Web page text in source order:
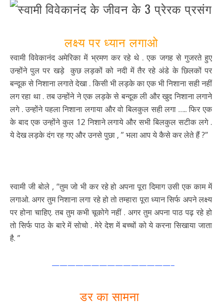
लक्ष्य पर ध्यान लगाओ
स्वामी विवेकानंद अमेरिका में भ्रमण कर रहे थे . एक जगह से गुजरते हुए
उन्होंने पुल पर खड़े कुछ लड़कों को नदी में तैर रहे अंडे के छिलकों पर
बन्दूक से निशाना लगाते देखा . किसी भी लड़के का एक भी निशाना सही नहीं
लग रहा था . तब उन्होंने ने एक लड़के से बन्दूक ली और खुद निशाना लगाने
लगे . उन्होंने पहला निशाना लगाया और वो बिलकुल सही लगा ….. फिर एक
के बाद एक उन्होंने कुल 12 निशाने लगाये और सभी बिलकुल सटीक लगे .
ये देख लड़के दंग रह गए और उनसे पुछा , ” भला आप ये कैसे कर लेते हैं ?”
स्वामी जी बोले , “तुम जो भी कर रहे हो अपना पूरा दिमाग उसी एक काम में
लगाओ. अगर तुम निशाना लगा रहे हो तो तम्हारा पूरा ध्यान सिर्फ अपने लक्ष्य
पर होना चाहिए. तब तुम कभी चूकोगे नहीं . अगर तुम अपना पाठ पढ़ रहे हो
तो सिर्फ पाठ के बारे में सोचो . मेरे देश में बच्चों को ये करना सिखाया जाता
है. ”
———————————————–
डर का सामना